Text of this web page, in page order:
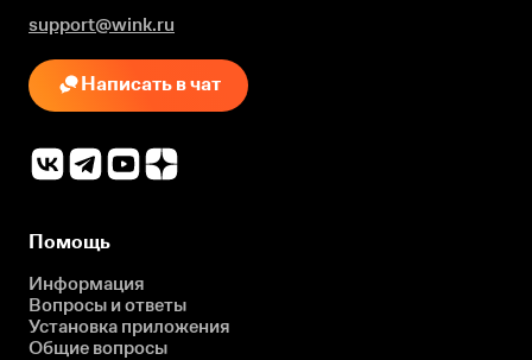
support@wink.ru
Написать в чат
Помощь
Информация
Вопросы и ответы
Установка приложения
Общие вопросы